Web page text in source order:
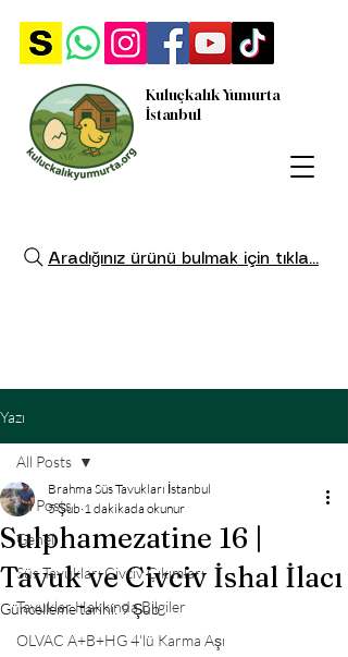
Kuluçkalık Yumurta
İstanbul
Aradığınız ürünü bulmak için tıkla...
Yazı
All Posts
Genel
Süs Tavukları Civciv Çıkımları
Tavuklar Hakkında Bilgiler
OLVAC A+B+HG 4'lü Karma Aşı
All Posts
Sulphamezatine 16 |
Tavuk ve Civciv İshal İlacı
Brahma Süs Tavukları İstanbul
5 Şub 1 dakikada okunur
Güncelleme tarihi:9 Şub